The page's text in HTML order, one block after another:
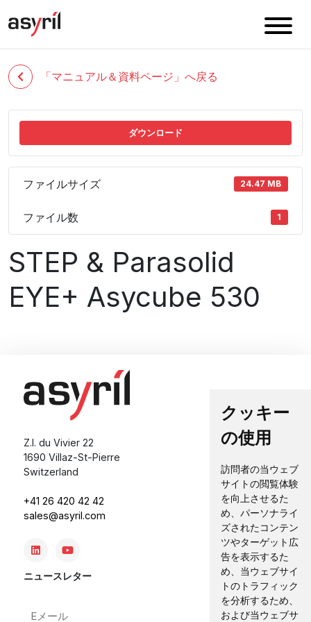
クッキー
の使用
訪問者の当ウェブ
サイトの閲覧体験
を向上させるた
め、パーソナライ
ズされたコンテン
ツやターゲット広
告を表示するた
め、当ウェブサイ
トのトラフィック
を分析するため、
および当ウェブサ
「マニュアル＆資料ページ」へ戻る
ダウンロード
ファイルサイズ 24.47 MB
ファイル数 1
STEP & Parasolid
EYE+ Asycube 530
Z.I. du Vivier 22
1690 Villaz-St-Pierre
Switzerland
+41 26 420 42 42
sales@asyril.com
ニュースレター